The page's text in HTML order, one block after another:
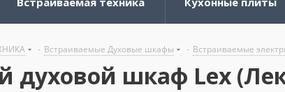
- Встраиваемые Духовые шкафы - Встраиваемые
духовой шкаф Lex